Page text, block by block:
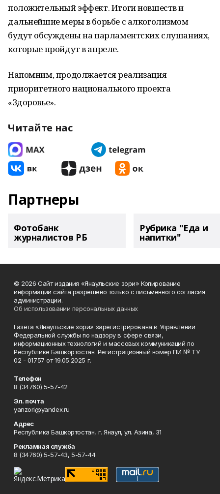
положительный эффект. Итоги новшеств и
дальнейшие меры в борьбе с алкоголизмом
будут обсуждены на парламентских слушаниях,
которые пройдут в апреле.
Напомним, продолжается реализация
приоритетного национального проекта
«Здоровье».
Читайте нас
Партнеры
Фотобанк
журналистов РБ
Рубрика "Еда и
напитки"
© 2026 Сайт издания «Янаульские зори» Копирование
информации сайта разрешено только с письменного согласия
администрации.
Об использовании персональных данных
Газета «Янаульские зори» зарегистрирована в Управлении
Федеральной службы по надзору в сфере связи,
информационных технологий и массовых коммуникаций по
Республике Башкортостан. Регистрационный номер ПИ № ТУ
02 - 01757 от 19.05.2025 г.
Телефон
8 (34760) 5-57-42
Эл. почта
yanzori@yandex.ru
Адрес
Республика Башкортостан, г. Янаул, ул. Азина, 31
Рекламная служба
8 (34760) 5-57-43, 5-57-44